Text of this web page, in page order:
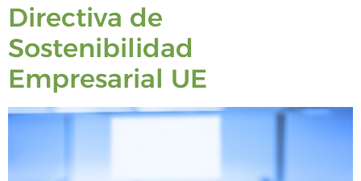
Directiva de
Sostenibilidad
Empresarial UE